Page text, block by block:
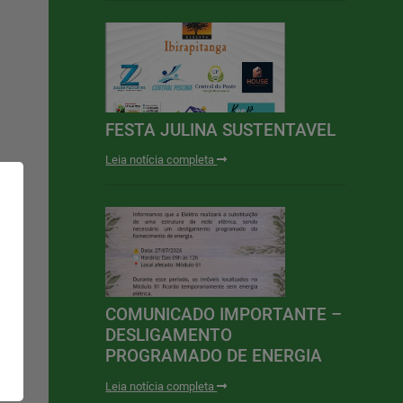
FESTA JULINA SUSTENTAVEL
Leia notícia completa
COMUNICADO IMPORTANTE –
DESLIGAMENTO
PROGRAMADO DE ENERGIA
Leia notícia completa